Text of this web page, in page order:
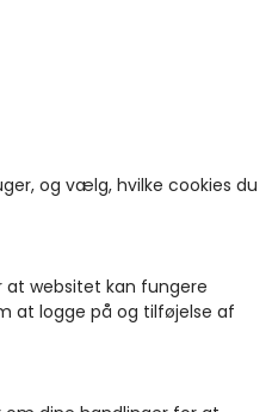
og vælg, hvilke cookies du
at websitet kan fungere
at logge på og tilføjelse af